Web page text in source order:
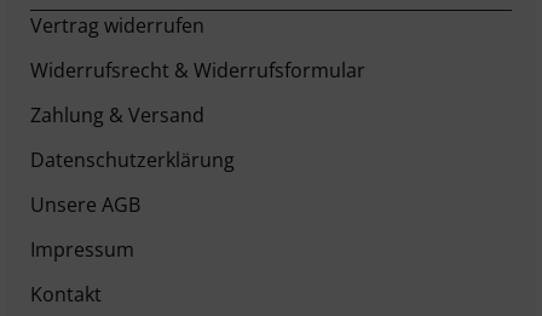
Vertrag widerrufen
Widerrufsrecht & Widerrufsformular
Zahlung & Versand
Datenschutzerklärung
Unsere AGB
Impressum
Kontakt